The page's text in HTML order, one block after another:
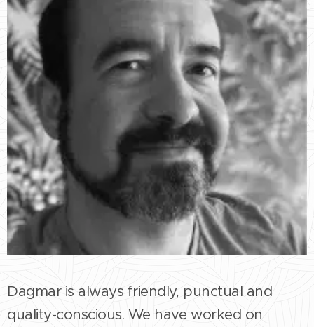
Dagmar is always friendly, punctual and
quality-conscious. We have worked on